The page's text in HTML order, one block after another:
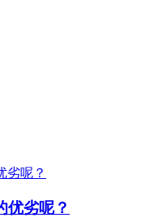
优劣呢？